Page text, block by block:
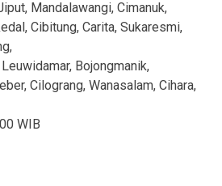
Mandalawangi, Cimanuk,
Cibitung, Carita, Sukaresmi,
Bojongmanik,
Cilograng, Wanasalam, Cihara,
WIB